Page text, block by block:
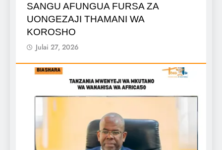
SANGU AFUNGUA FURSA ZA
UONGEZAJI THAMANI WA
KOROSHO
Julai 27, 2026